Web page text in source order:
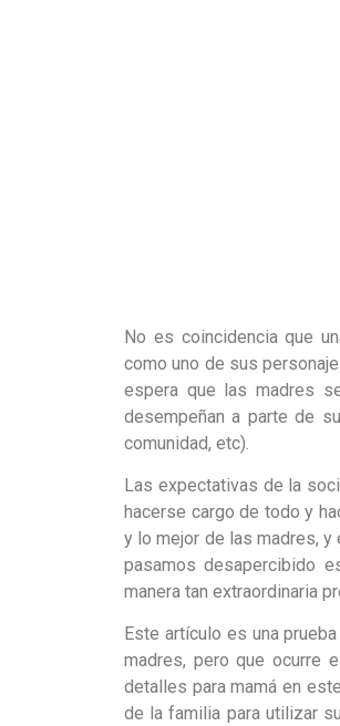
No es coincidencia que
como uno de sus
espera que las madres
desempeñan a parte de
comunidad, etc).
Las expectativas de la
hacerse cargo de todo y
y lo mejor de las madres,
pasamos desapercibido
manera tan extraordinaria
Este artículo es una
madres, pero que ocurre
detalles para mamá en
de la familia para utilizar